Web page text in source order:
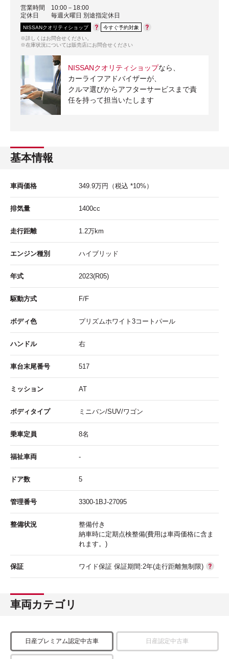
営業時間
10:00－18:00
定休日
毎週火曜日 別途指定休日
NISSANクオリティショップ
今すぐ予約対象
※詳しくはお問合せください。
※在庫状況については販売店にお問合せください
NISSANクオリティショップなら、
カーライフアドバイザーが、
クルマ選びからアフターサービスまで責
任を持って担当いたします
基本情報
車両価格 349.9万円 （税込 *10%）
排気量 1400cc
走行距離 1.2万km
エンジン種別 ハイブリッド
年式 2023(R05)
駆動方式 F/F
ボディ色 プリズムホワイト3コートパール
ハンドル 右
車台末尾番号 517
ミッション AT
ボディタイプ ミニバン/SUV/ワゴン
乗車定員 8名
福祉車両 -
ドア数 5
管理番号 3300-1BJ-27095
整備状況
整備付き
納車時に定期点検整備(費用は車両価格に含ま
れます。)
保証 ワイド保証 保証期間:2年(走行距離無制限)
車両カテゴリ
日産プレミアム認定中古車 日産認定中古車